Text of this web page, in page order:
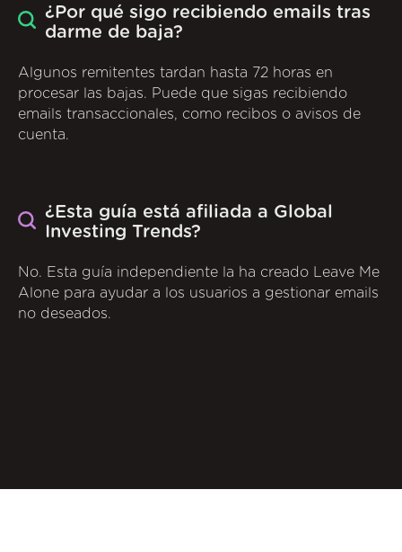
¿Por qué sigo recibiendo emails tras
darme de baja?
Algunos remitentes tardan hasta 72 horas en
procesar las bajas. Puede que sigas recibiendo
emails transaccionales, como recibos o avisos de
cuenta.
¿Esta guía está afiliada a Global
Investing Trends?
No. Esta guía independiente la ha creado Leave Me
Alone para ayudar a los usuarios a gestionar emails
no deseados.